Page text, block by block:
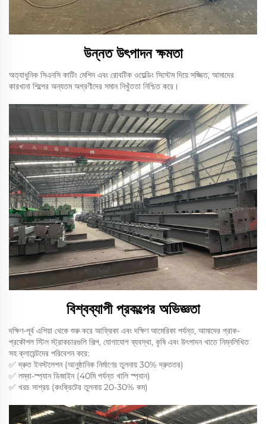
উন্নত উৎপাদন ক্ষমতা
অত্যাধুনিক সিএনসি কাটিং মেশিন এবং রোবটিক ওয়েল্ডিং সিস্টেম দিয়ে সজ্জিত, আমাদের
কারখানা শিল্পের অন্যতম অগ্রণীদের সমান নিখুঁততা নিশ্চিত করে।
বিশ্বব্যাপী প্রকল্পের অভিজ্ঞতা
দক্ষিণ-পূর্ব এশিয়া থেকে শুরু করে আফ্রিকা এবং দক্ষিণ আমেরিকা পর্যন্ত, আমাদের প্রাক-
প্রকৌশল স্টিল স্ট্রাকচারগুলি শিল্প, যোগাযোগ ব্যবস্থা, কৃষি এবং উৎপাদন খাতে নিম্নলিখিত
সহ ক্লায়েন্টদের পরিবেশন করে:
✅ দ্রুত ইনস্টলেশন (আনুষ্ঠানিক নির্মাণের তুলনায় 30% দ্রুততর)
✅ লম্বা-স্প্যান ডিজাইন (40মি পর্যন্ত খালি স্প্যান)
✅ খরচ সাশ্রয় (কংক্রিটের তুলনায় 20-30% কম)